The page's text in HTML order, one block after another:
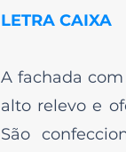
LETRA CAIXA
A fachada
alto relevo e
São